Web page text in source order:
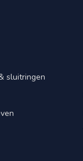
sluitringen